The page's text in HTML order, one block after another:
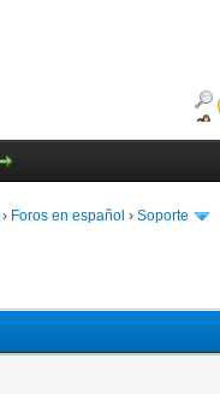
› Foros en español › Soporte